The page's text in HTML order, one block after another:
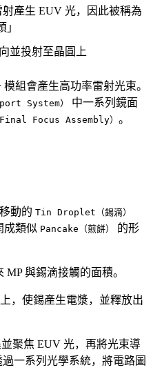
產生 EUV 光，因此被稱為
並投射至晶圓上
模組會產生高功率雷射光束。
System）
中一系列鏡面
Final Focus Assembly） 。
動的 Tin Droplet（錫滴）
成類似 Pancake（煎餅）
的形
與錫滴接觸的面積。
，使錫產生電漿，並釋放出
聚焦 EUV 光，再將光束導
過一系列光學系統，將電路圖